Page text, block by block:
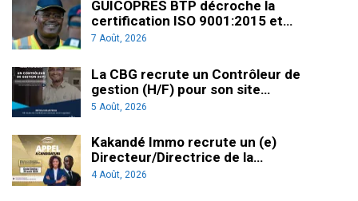
GUICOPRES BTP décroche la
certification ISO 9001:2015 et…
7 Août, 2026
La CBG recrute un Contrôleur de
gestion (H/F) pour son site…
5 Août, 2026
Kakandé Immo recrute un (e)
Directeur/Directrice de la…
4 Août, 2026